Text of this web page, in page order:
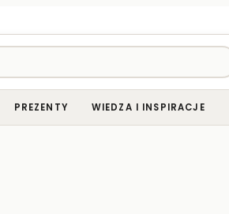
PREZENTY WIEDZA I INSPIRACJE